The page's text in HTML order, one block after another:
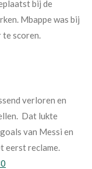
bij de
Mbappe was bij
scoren.
verloren en
Dat lukte
van Messi en
eerst reclame.